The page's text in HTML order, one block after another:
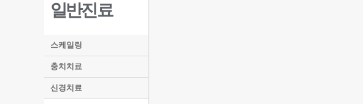
일반진료
스케일링
충치치료
신경치료